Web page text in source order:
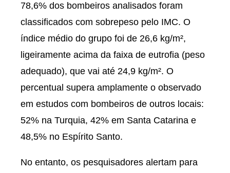
78,6% dos bombeiros analisados foram
classificados com sobrepeso pelo IMC. O
índice médio do grupo foi de 26,6 kg/m²,
ligeiramente acima da faixa de eutrofia (peso
adequado), que vai até 24,9 kg/m². O
percentual supera amplamente o observado
em estudos com bombeiros de outros locais:
52% na Turquia, 42% em Santa Catarina e
48,5% no Espírito Santo.
No entanto, os pesquisadores alertam para